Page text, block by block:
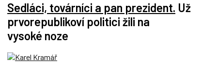
Sedláci, továrníci a pan prezident. Už
prvorepublikoví politici žili na
vysoké noze